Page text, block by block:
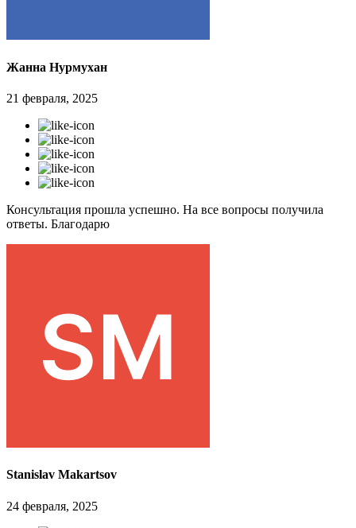
Жанна Нурмухан
21 февраля, 2025
Консультация прошла успешно. На все вопросы получила
ответы. Благодарю
Stanislav Makartsov
24 февраля, 2025